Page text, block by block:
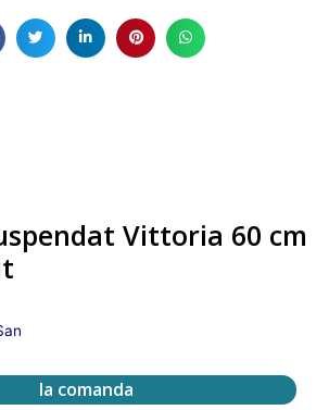
Vittoria 60 cm
la comanda